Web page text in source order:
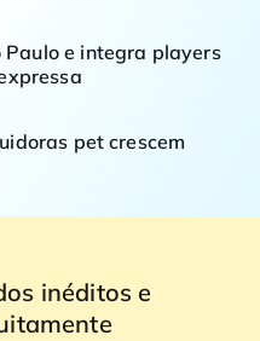
Paulo e integra players
pet crescem
inéditos e